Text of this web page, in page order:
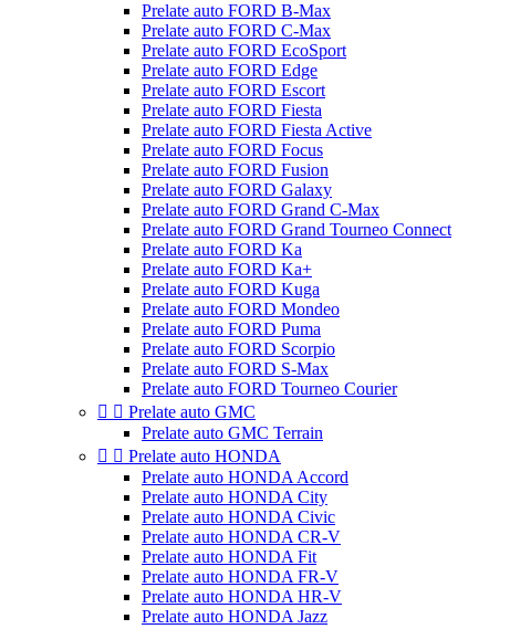
Prelate auto FORD B-Max
Prelate auto FORD C-Max
Prelate auto FORD EcoSport
Prelate auto FORD Edge
Prelate auto FORD Escort
Prelate auto FORD Fiesta
Prelate auto FORD Fiesta Active
Prelate auto FORD Focus
Prelate auto FORD Fusion
Prelate auto FORD Galaxy
Prelate auto FORD Grand C-Max
Prelate auto FORD Grand Tourneo Connect
Prelate auto FORD Ka
Prelate auto FORD Ka+
Prelate auto FORD Kuga
Prelate auto FORD Mondeo
Prelate auto FORD Puma
Prelate auto FORD Scorpio
Prelate auto FORD S-Max
Prelate auto FORD Tourneo Courier
  Prelate auto GMC
Prelate auto GMC Terrain
  Prelate auto HONDA
Prelate auto HONDA Accord
Prelate auto HONDA City
Prelate auto HONDA Civic
Prelate auto HONDA CR-V
Prelate auto HONDA Fit
Prelate auto HONDA FR-V
Prelate auto HONDA HR-V
Prelate auto HONDA Jazz